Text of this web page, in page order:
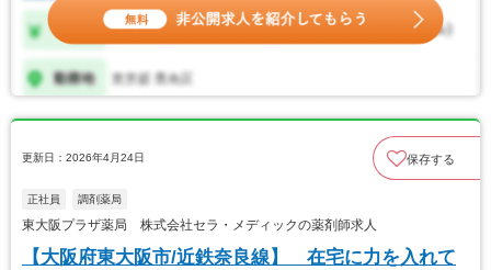
更新日：2026年4月24日 保存する
正社員 調剤薬局
東大阪プラザ薬局 株式会社セラ・メディックの薬剤師求人
【大阪府東大阪市/近鉄奈良線】 在宅に力を入れて